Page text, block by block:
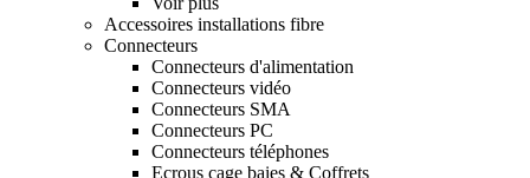
Accessoires installations fibre
Connecteurs
Connecteurs d'alimentation
Connecteurs vidéo
Connecteurs SMA
Connecteurs PC
Connecteurs téléphones
Ecrous cage baies & Coffrets